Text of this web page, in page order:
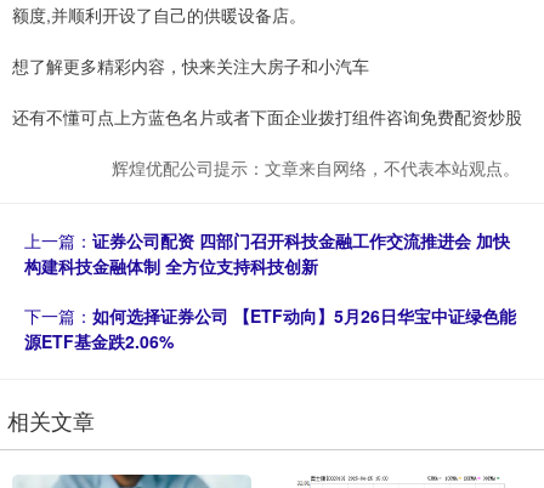
额度,并顺利开设了自己的供暖设备店。
想了解更多精彩内容，快来关注大房子和小汽车
还有不懂可点上方蓝色名片或者下面企业拨打组件咨询免费配资炒股
辉煌优配公司提示：文章来自网络，不代表本站观点。
上一篇： 证券公司配资 四部门召开科技金融工作交流推进会 加快
构建科技金融体制 全方位支持科技创新
下一篇： 如何选择证券公司 【ETF动向】5月26日华宝中证绿色能
源ETF基金跌2.06%
相关文章